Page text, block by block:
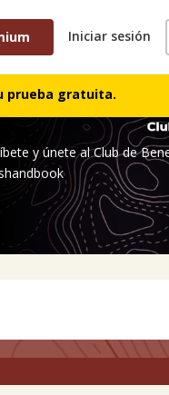
Iniciar sesión
prueba gratuita.
y únete al Club de